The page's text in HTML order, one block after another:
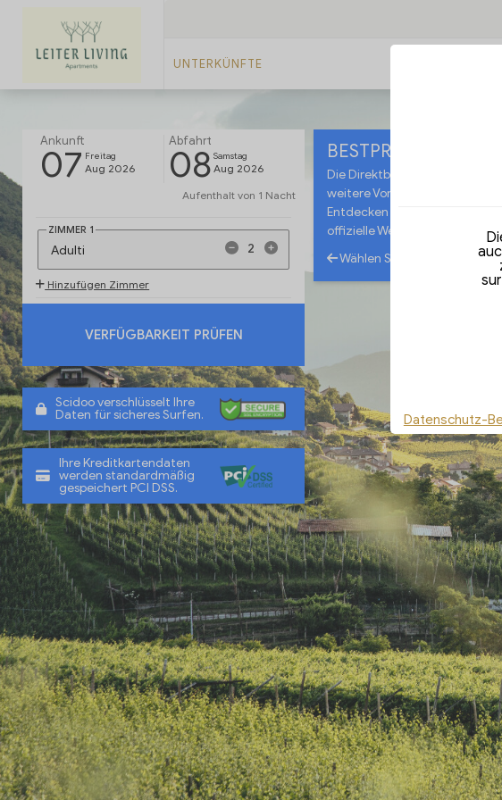
UNTERKÜNFTE
Ankunft
07 Freitag
Aug 2026
Abfahrt
08 Samstag
Aug 2026
Aufenthalt von 1 Nacht
ZIMMER 1
Adulti
Hinzufügen Zimmer
VERFÜGBARKEIT PRÜFEN
Scidoo verschlüsselt Ihre
Daten für sicheres Surfen.
Ihre Kreditkartendaten
werden standardmäßig
gespeichert PCI DSS.
BESTPREIS-GARANTIE
Die Direktbuchung bietet
weitere Vorteile im l'Hotel.
Entdecken Sie einmalige
offizielle Website!
Wählen Sie das Datum, um
Datenschutz-